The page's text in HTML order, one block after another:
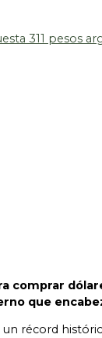
comprar
que
récord